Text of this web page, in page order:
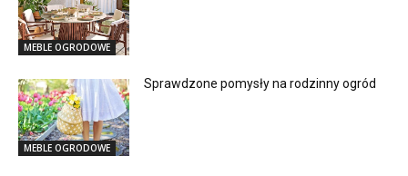
MEBLE OGRODOWE
MEBLE OGRODOWE
Sprawdzone pomysły na rodzinny ogród